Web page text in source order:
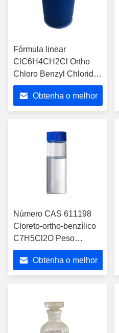
Fórmula linear
ClC6H4CH2Cl Ortho
Chloro Benzyl Chloride
Número CAS 611198
Número CE 2102588
Composto orgânico
Obtenha o melhor
Número CAS 611198
Cloreto-ortho-benzílico
C7H5Cl2O Peso
molecular 16103 Gmol
Produto químico
especializado para
Obtenha o melhor